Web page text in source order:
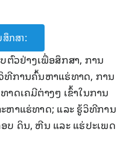
ກສາ:
ວຢ່າງເພື່ອສຶກສາ, ການ
ທີການຄົ້ນຫາແຮ່ທາດ, ການ
າດເຄມີຕ່າງໆ ເຂົ້າໃນການ
ຫາແຮ່ທາດ; ແລະ ຮູ້ວິທີການ
ບ ດິນ, ຫີນ ແລະ ແຮ່ປະເພດ